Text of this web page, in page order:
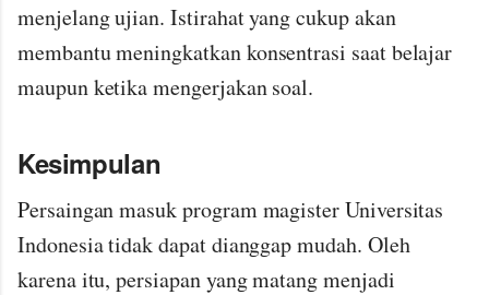
menjelang ujian. Istirahat yang cukup akan
membantu meningkatkan konsentrasi saat belajar
maupun ketika mengerjakan soal.
Kesimpulan
Persaingan masuk program magister Universitas
Indonesia tidak dapat dianggap mudah. Oleh
karena itu, persiapan yang matang menjadi